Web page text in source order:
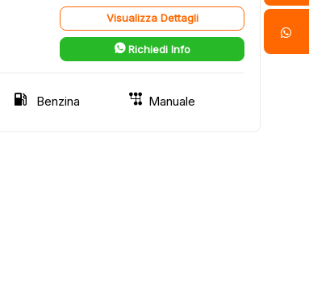
Visualizza Dettagli
Richiedi Info
Benzina Manuale